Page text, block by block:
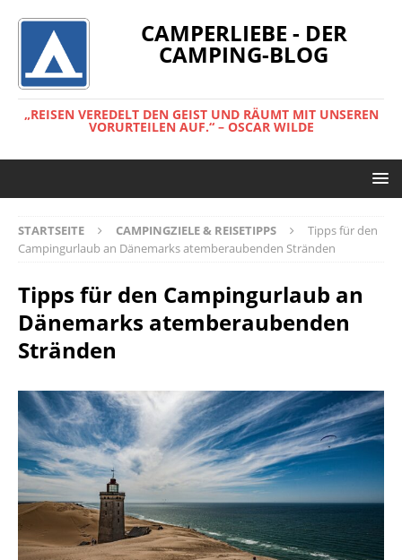
CAMPERLIEBE - DER
CAMPING-BLOG
„REISEN VEREDELT DEN GEIST UND RÄUMT MIT UNSEREN
VORURTEILEN AUF.“ – OSCAR WILDE
STARTSEITE CAMPINGZIELE & REISETIPPS
Tipps für den
Campingurlaub an Dänemarks atemberaubenden Stränden
Tipps für den Campingurlaub an
Dänemarks atemberaubenden
Stränden